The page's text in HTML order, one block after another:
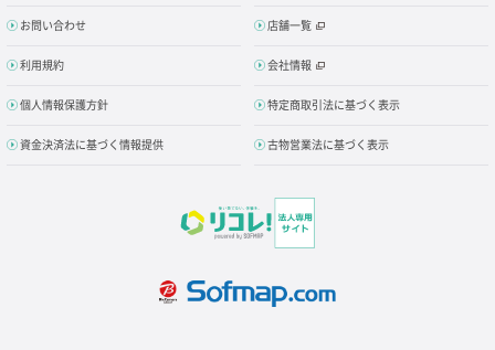
お問い合わせ 店舗一覧
利用規約 会社情報
個人情報保護方針 特定商取引法に基づく表示
資金決済法に基づく情報提供 古物営業法に基づく表示